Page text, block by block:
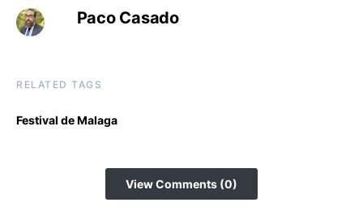
Paco Casado
RELATED TAGS
Festival de Malaga
View Comments (0)